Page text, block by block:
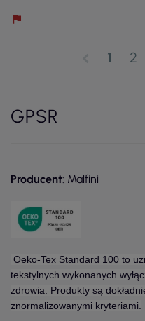
1 2
GPSR
Producent: Malfini
Oeko-Tex Standard 100 to
tekstylnych wykonanych
zdrowia. Produkty są
znormalizowanymi kryteriami.